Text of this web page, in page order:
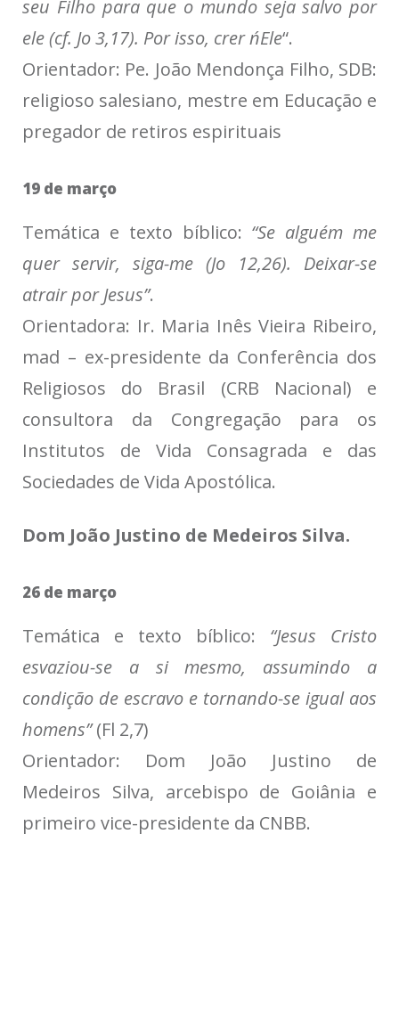
seu Filho para que o mundo seja salvo por
ele (cf. Jo 3,17). Por isso, crer n´Ele“.
Orientador: Pe. João Mendonça Filho, SDB:
religioso salesiano, mestre em Educação e
pregador de retiros espirituais
19 de março
Temática e texto bíblico: “Se alguém me
quer servir, siga-me (Jo 12,26). Deixar-se
atrair por Jesus”.
Orientadora: Ir. Maria Inês Vieira Ribeiro,
mad – ex-presidente da Conferência dos
Religiosos do Brasil (CRB Nacional) e
consultora da Congregação para os
Institutos de Vida Consagrada e das
Sociedades de Vida Apostólica.
Dom João Justino de Medeiros Silva.
26 de março
Temática e texto bíblico: “Jesus Cristo
esvaziou-se a si mesmo, assumindo a
condição de escravo e tornando-se igual aos
homens”(Fl 2,7)
Orientador: Dom João Justino de
Medeiros Silva, arcebispo de Goiânia e
primeiro vice-presidente da CNBB.